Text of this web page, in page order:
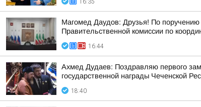
16:35
Магомед Даудов: Друзья! По
Правительственной комиссии по
16:44
Ахмед Дудаев: Поздравляю первого
государственной награды Чеченской
18:40